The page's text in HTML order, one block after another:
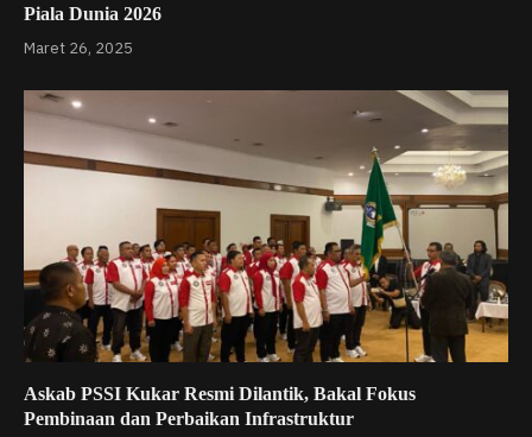
Piala Dunia 2026
Maret 26, 2025
Askab PSSI Kukar Resmi Dilantik, Bakal Fokus
Pembinaan dan Perbaikan Infrastruktur